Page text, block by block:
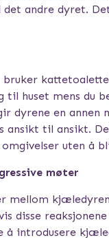
andre dyret.
huset mens du
dyrene en annen
ansikt til ansikt.
uten å
møter
mellom
disse
å introdusere